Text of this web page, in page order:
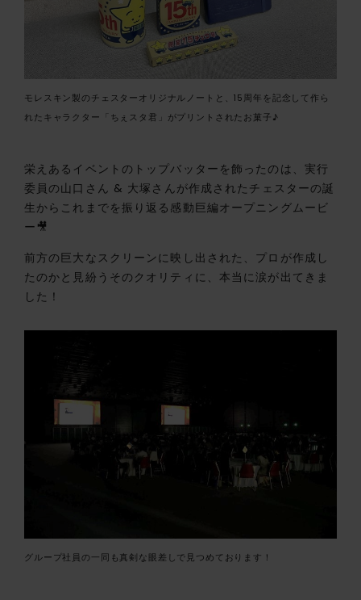
モレスキン製のチェスターオリジナルノートと、15周年を記念して作ら
れたキャラクター「ちぇスタ君」がプリントされたお菓子♪
栄えあるイベントのトップバッターを飾ったのは、実行
委員の山口さん & 大塚さんが作成されたチェスターの誕
生からこれまでを振り返る感動巨編オープニングムービ
ー🎥
前方の巨大なスクリーンに映し出された、プロが作成し
たのかと見紛うそのクオリティに、本当に涙が出てきま
した！
グループ社員の一同も真剣な眼差しで見つめております！